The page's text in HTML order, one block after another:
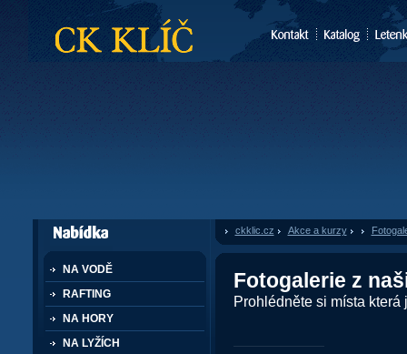
CK Klíč
dále nabízí
NA VODĚ
RAFTING
NA HORY
NA LYŽÍCH
ckklic.cz Akce a kurzy»
Fotogalerie z
Prohlédněte si místa která